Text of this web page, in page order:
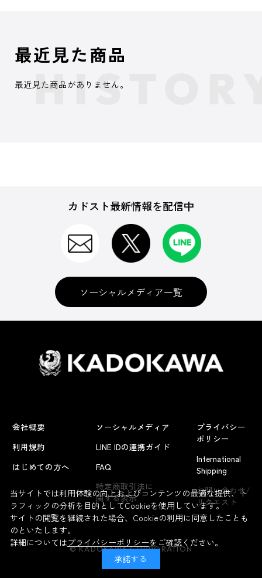
よくあるお問い合わせ
最近見た商品
最近見た商品がありません。
カドスト最新情報を配信中
ソーシャルメディア一覧
会社概要
利用規約
はじめての方へ
ソーシャルメディア
LINE IDの連携ガイド
FAQ
特定商取引法に
関する表示
プライバシー
ポリシー
International
Shipping
お問い合わせ/
リクエスト
© KADOKAWA CORPORATION
当サイトでは利用体験の向上およびコンテンツの最適な提供、ト
ラフィックの分析を目的としてCookieを使用しています。
サイトの閲覧を継続された場合、Cookieの利用に同意したことも
のといたします。
詳細についてはプライバシーポリシーをご確認ください。
承諾する